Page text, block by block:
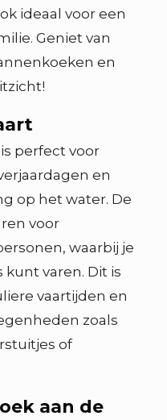
ideaal voor een
Geniet van
en
perfect voor
en
op het water. De
voor
waarbij je
kunt varen. Dit is
vaartijden en
zoals
of
aan de